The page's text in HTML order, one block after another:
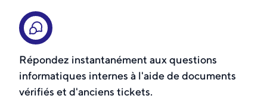
Répondez instantanément aux questions
informatiques internes à l'aide de documents
vérifiés et d'anciens tickets.